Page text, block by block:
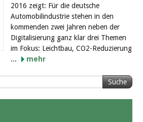
2016 zeigt: Für die deutsche
Automobilindustrie stehen in den
kommenden zwei Jahren neben der
Digitalisierung ganz klar drei Themen
im Fokus: Leichtbau, CO2-Reduzierung
...
mehr
Suche